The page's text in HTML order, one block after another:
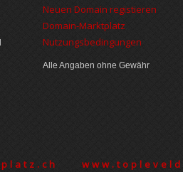
Neuen Domain registieren
Domain-Marktplatz
Nutzungsbedingungen
Alle Angaben ohne Gewähr